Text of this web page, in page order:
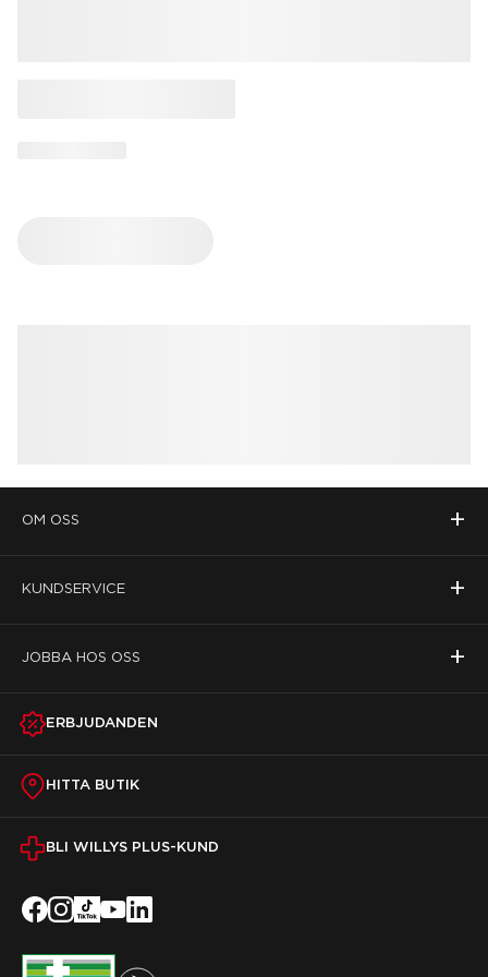
OM OSS +
KUNDSERVICE +
JOBBA HOS OSS +
ERBJUDANDEN
HITTA BUTIK
BLI WILLYS PLUS-KUND